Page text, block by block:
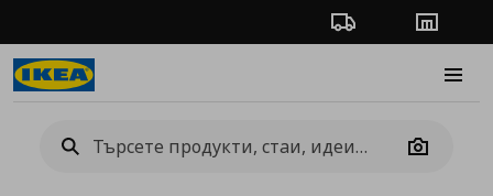
Проследяване на
Camera